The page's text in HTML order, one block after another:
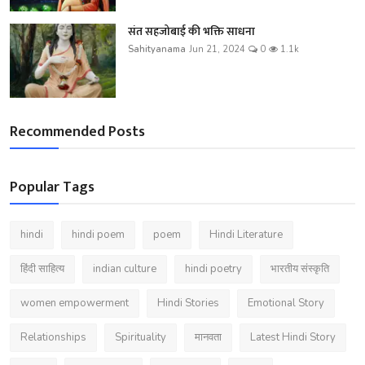
संत सहजोबाई की भक्ति साधना
Sahityanama Jun 21, 2024 0 1.1k
Recommended Posts
Popular Tags
hindi hindi poem poem Hindi Literature
हिंदी साहित्य indian culture hindi poetry भारतीय संस्कृति
women empowerment Hindi Stories Emotional Story
Relationships Spirituality मानवता Latest Hindi Story